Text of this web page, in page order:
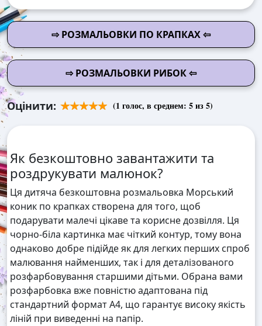
⇨ РОЗМАЛЬОВКИ ПО КРАПКАХ ⇦
⇨ РОЗМАЛЬОВКИ РИБОК ⇦
Оцінити: (1 голос, в среднем: 5из 5)
Як безкоштовно завантажити та
роздрукувати малюнок?
Ця дитяча безкоштовна розмальовка Морський
коник по крапках створена для того, щоб
подарувати малечі цікаве та корисне дозвілля. Ця
чорно-біла картинка має чіткий контур, тому вона
однаково добре підійде як для легких перших спроб
малювання найменших, так і для деталізованого
розфарбовування старшими дітьми. Обрана вами
розфарбовка вже повністю адаптована під
стандартний формат А4, що гарантує високу якість
ліній при виведенні на папір.